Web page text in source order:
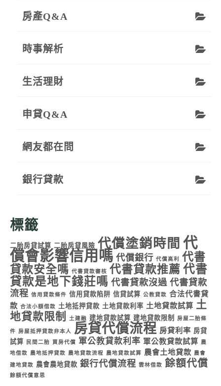
房產Q&A
時事解析
生活理財
申貸Q&A
網友都在問
銀行貸款
標籤
二胎房貸試算 二胎房貸風險 代償塗銷時間 代
償會影響信用嗎 代償銀行 代償高利
代書
貸款安全嗎 代書貸款審核 代書貸款推薦 代書
貸款是地下錢莊嗎 代書貸款沒過 代書貸款
流程 信用貸款條件 信用貸款陷阱 信貸試算 公教貸款 合法代書貸
款 合法小額借款 土地抵押貸款 土地貸款利率 土地貸款試算 土
地貸款限制
土建融 建地貸款試算 建地貸款限制 房屋二胎條
件 房屋抵押貸款非本人 房貸代償流程 房貸利率 房貸
試算
民間二胎 買房代償 軍公教貸款利率 軍公教貸款試算
農
地借款
農地抵押貸款 農地貸款流程 農地貸款試算 農會土地貸款 農會
建地貸款 農會農地貸款 銀行代償流程 雲林借款 餘額代償
餘額代償意思